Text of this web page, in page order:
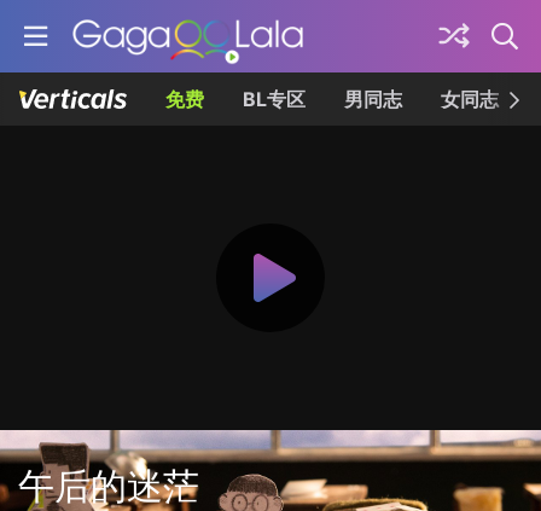
免费 BL专区 男同志 女同志
午后的迷茫